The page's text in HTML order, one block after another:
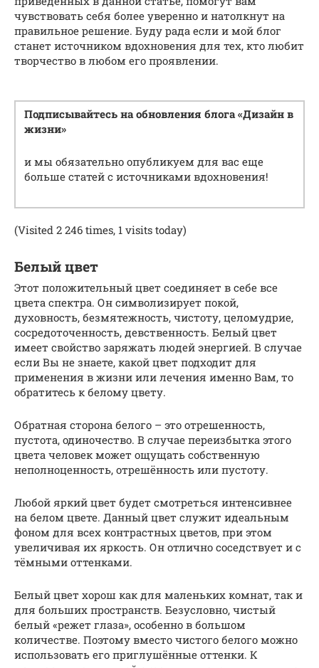
чувствовать себя более уверенно и натолкнут на
правильное решение. Буду рада если и мой блог
станет источником вдохновения для тех, кто любит
творчество в любом его проявлении.
Подписывайтесь на обновления блога «Дизайн в
жизни»
и мы обязательно опубликуем для вас еще
больше статей с источниками вдохновения!
(Visited 2 246 times, 1 visits today)
Белый цвет
Этот положительный цвет соединяет в себе все
цвета спектра. Он символизирует покой,
духовность, безмятежность, чистоту, целомудрие,
сосредоточенность, девственность. Белый цвет
имеет свойство заряжать людей энергией. В случае
если Вы не знаете, какой цвет подходит для
применения в жизни или лечения именно Вам, то
обратитесь к белому цвету.
Обратная сторона белого – это отрешенность,
пустота, одиночество. В случае переизбытка этого
цвета человек может ощущать собственную
неполноценность, отрешённость или пустоту.
Любой яркий цвет будет смотреться интенсивнее
на белом цвете. Данный цвет служит идеальным
фоном для всех контрастных цветов, при этом
увеличивая их яркость. Он отлично соседствует и с
тёмными оттенками.
Белый цвет хорош как для маленьких комнат, так и
для больших пространств. Безусловно, чистый
белый «режет глаза», особенно в большом
количестве. Поэтому вместо чистого белого можно
использовать его приглушённые оттенки. К